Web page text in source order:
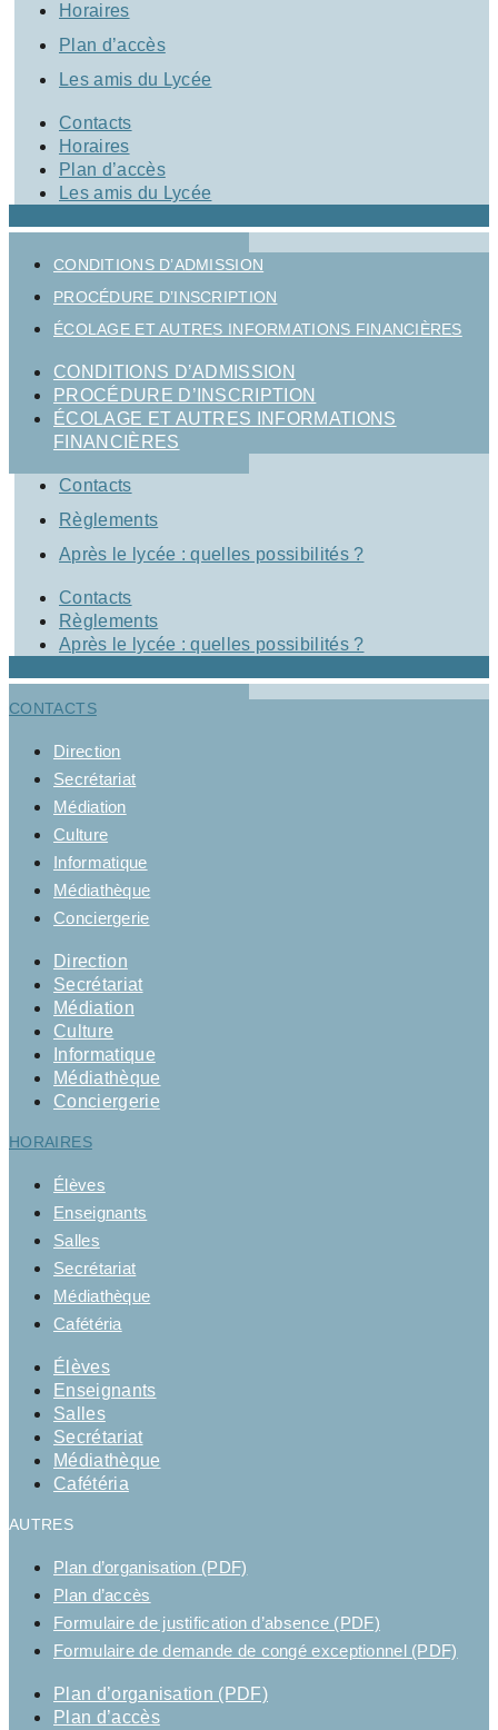
Horaires
Plan d’accès
Les amis du Lycée
Contacts
Horaires
Plan d’accès
Les amis du Lycée
CONDITIONS D’ADMISSION
PROCÉDURE D’INSCRIPTION
ÉCOLAGE ET AUTRES INFORMATIONS FINANCIÈRES
CONDITIONS D’ADMISSION
PROCÉDURE D’INSCRIPTION
ÉCOLAGE ET AUTRES INFORMATIONS
FINANCIÈRES
Contacts
Règlements
Après le lycée : quelles possibilités ?
Contacts
Règlements
Après le lycée : quelles possibilités ?
CONTACTS
Direction
Secrétariat
Médiation
Culture
Informatique
Médiathèque
Conciergerie
Direction
Secrétariat
Médiation
Culture
Informatique
Médiathèque
Conciergerie
HORAIRES
Élèves
Enseignants
Salles
Secrétariat
Médiathèque
Cafétéria
Élèves
Enseignants
Salles
Secrétariat
Médiathèque
Cafétéria
AUTRES
Plan d’organisation (PDF)
Plan d’accès
Formulaire de justification d’absence (PDF)
Formulaire de demande de congé exceptionnel (PDF)
Plan d’organisation (PDF)
Plan d’accès